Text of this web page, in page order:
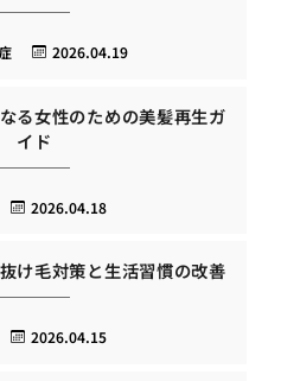
2026.04.19
る女性のための美髪再生ガ
イド
2026.04.18
け毛対策と生活習慣の改善
2026.04.15